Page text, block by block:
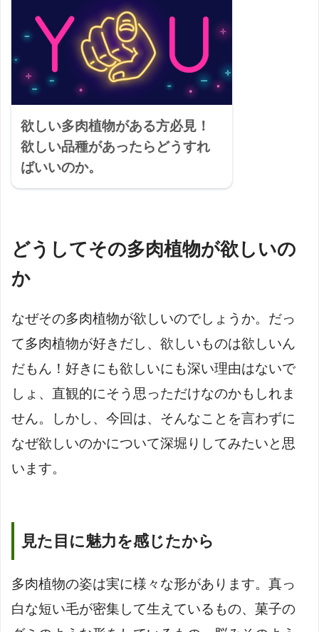
欲しい多肉植物がある方必見！
欲しい品種があったらどうすれ
ばいいのか。
どうしてその多肉植物が欲しいの
か
なぜその多肉植物が欲しいのでしょうか。だっ
て多肉植物が好きだし、欲しいものは欲しいん
だもん！好きにも欲しいにも深い理由はないで
しょ、直観的にそう思っただけなのかもしれま
せん。しかし、今回は、そんなことを言わずに
なぜ欲しいのかについて深堀りしてみたいと思
います。
見た目に魅力を感じたから
多肉植物の姿は実に様々な形があります。真っ
白な短い毛が密集して生えているもの、菓子の